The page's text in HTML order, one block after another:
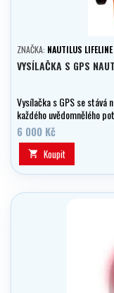
ZNAČKA: NAUTILUS LIFELINE
VYSÍLAČKA S GPS
Vysílačka s GPS se
každého uvědomnělého
"NEXGEN" 2025
6 000 Kč
 Koupit